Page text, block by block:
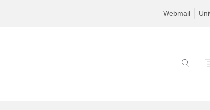
Webmail